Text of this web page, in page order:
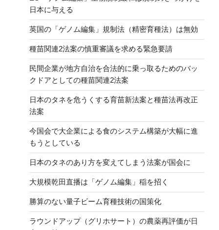
日本に与える
英国の「ゲノム編集」規制法（精密育種法）は無効
種苗関連2法案の慎重審議を求める緊急要請
民間企業が地方自治を合法的に乗っ取るためのバッ
クドアとしての種苗関連2法案
日本のタネを危うくする育苗新法案と種苗法再改正
法案
今国会で大企業による食のシステム構築が大幅に進
もうとしている
日本のタネのあり方を変えてしまう法案が国会に
大規模乾田直播は「ゲノム編集」稲を招く
勝算のない量子ビーム育種技術の国策化
ラウンドアップ（グリホサート）の農薬再評価が日